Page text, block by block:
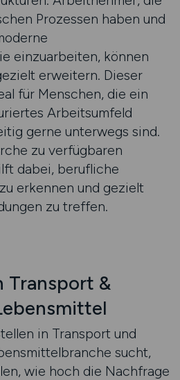
Prozessen haben und
einzuarbeiten, können
erweitern. Dieser
für Menschen, die ein
Arbeitsumfeld
gerne unterwegs sind.
zu verfügbaren
dabei, berufliche
erkennen und gezielt
zu treffen.
Transport &
in Transport und
sucht,
wie hoch die Nachfrage